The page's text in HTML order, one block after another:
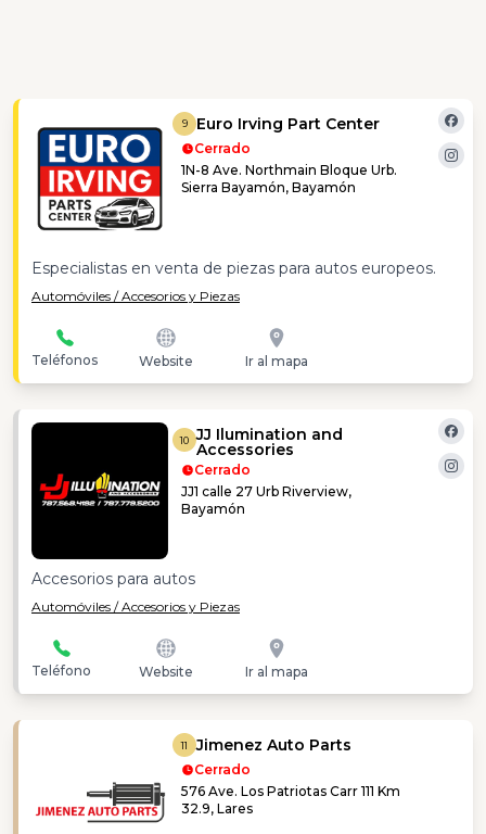
9 Euro Irving Part Center
Cerrado
1N-8 Ave. Northmain Bloque Urb.
Sierra Bayamón, Bayamón
Especialistas en venta de piezas para autos europeos.
Automóviles / Accesorios y Piezas
Teléfonos Website Ir al mapa
10 JJ Ilumination and
Accessories
Cerrado
JJ1 calle 27 Urb Riverview,
Bayamón
Accesorios para autos
Automóviles / Accesorios y Piezas
Teléfono Website Ir al mapa
11 Jimenez Auto Parts
Cerrado
576 Ave. Los Patriotas Carr 111 Km
32.9, Lares